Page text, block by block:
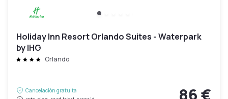
Holiday Inn Resort Orlando Suites - Waterpark
by IHG
Orlando
Cancelación gratuita
86 €